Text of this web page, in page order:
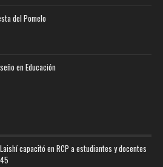
del Pomelo
en Educación
capacitó en RCP a estudiantes y docentes